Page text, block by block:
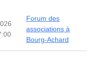
Forum des
associations à
Bourg-Achard